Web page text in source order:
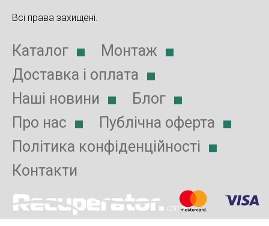
Всі права захищені.
Каталог
Монтаж
Доставка і оплата
Наші новини
Блог
Про нас
Публічна оферта
Політика конфіденційності
Контакти